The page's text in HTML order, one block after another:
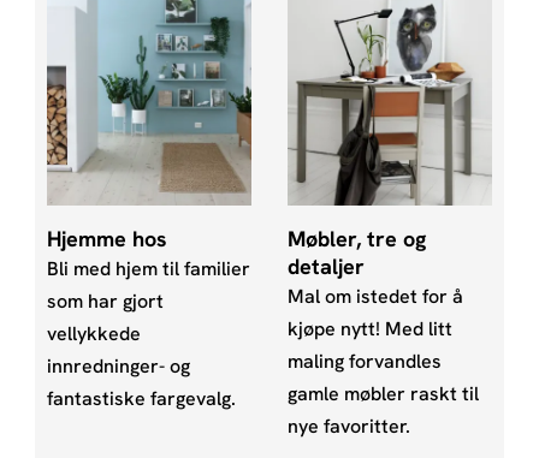
Hjemme hos
Bli med hjem til familier
som har gjort
vellykkede
innredninger- og
fantastiske fargevalg.
Møbler, tre og
detaljer
Mal om istedet for å
kjøpe nytt! Med litt
maling forvandles
gamle møbler raskt til
nye favoritter.